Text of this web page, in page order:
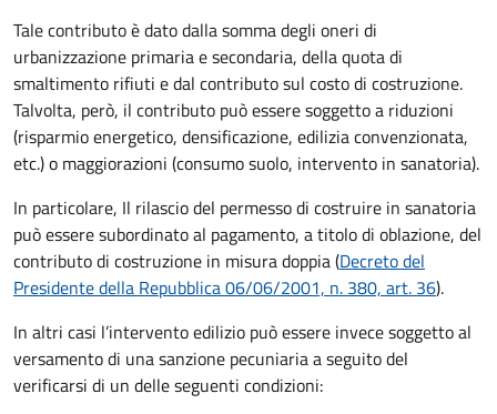
Tale contributo è dato dalla somma degli oneri di
urbanizzazione primaria e secondaria, della quota di
smaltimento rifiuti e dal contributo sul costo di costruzione.
Talvolta, però, il contributo può essere soggetto a riduzioni
(risparmio energetico, densificazione, edilizia convenzionata,
etc.) o maggiorazioni (consumo suolo, intervento in sanatoria).
In particolare, Il rilascio del permesso di costruire in sanatoria
può essere subordinato al pagamento, a titolo di oblazione, del
contributo di costruzione in misura doppia (Decreto del
Presidente della Repubblica 06/06/2001, n. 380, art. 36).
In altri casi l’intervento edilizio può essere invece soggetto al
versamento di una sanzione pecuniaria a seguito del
verificarsi di un delle seguenti condizioni: